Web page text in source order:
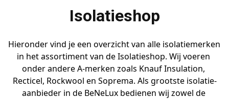
Isolatieshop
Hieronder vind je een overzicht van alle isolatiemerken
in het assortiment van de Isolatieshop. Wij voeren
onder andere A-merken zoals Knauf Insulation,
Recticel, Rockwool en Soprema. Als grootste isolatie-
aanbieder in de BeNeLux bedienen wij zowel de